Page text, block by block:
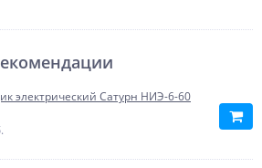
электрический Сатурн НИЭ-6-60